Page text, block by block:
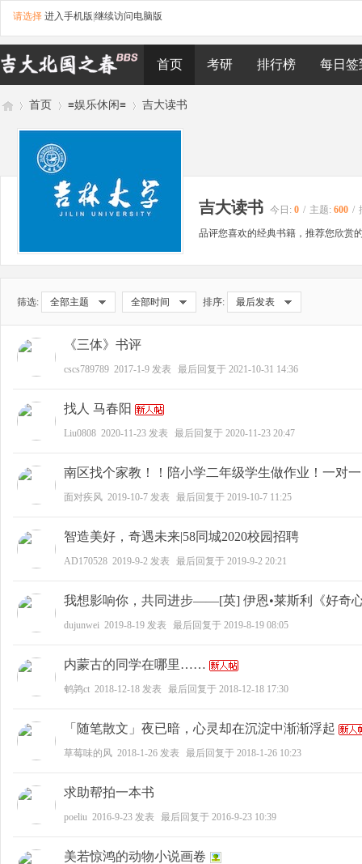
请选择 进入手机版 继续访问电脑版
首页 考研 排行榜 每日签
吉»
首页
›
≡娱乐休闲≡ 吉大读书
吉大读书 今日: 0 / 主题: 600 /
品评您喜欢的经典书籍，推荐您欣赏
筛选: 全部主题 全部时间 排序: 最后发表
《三体》书评
cscs789789 2017-1-9 发表 最后回复于 2021-10-31 14:36
找人 马春阳
Liu0808 2020-11-23 发表 最后回复于 2020-11-23 20:47
南区找个家教！！陪小学二年级学生做作业！一对
面对疾风 2019-10-7 发表 最后回复于 2019-10-7 11:25
智造美好，奇遇未来|58同城2020校园招聘
AD170528 2019-9-2 发表 最后回复于 2019-9-2 20:21
我想影响你，共同进步——[英] 伊恩•莱斯利《好奇
dujunwei 2019-8-19 发表 最后回复于 2019-8-19 08:05
内蒙古的同学在哪里……
鹌鹑ct 2018-12-18 发表 最后回复于 2018-12-18 17:30
「随笔散文」夜已暗，心灵却在沉淀中渐渐浮起
草莓味的风 2018-1-26 发表 最后回复于 2018-1-26 10:23
求助帮拍一本书
poeliu 2016-9-23 发表 最后回复于 2016-9-23 10:39
美若惊鸿的动物小说画卷